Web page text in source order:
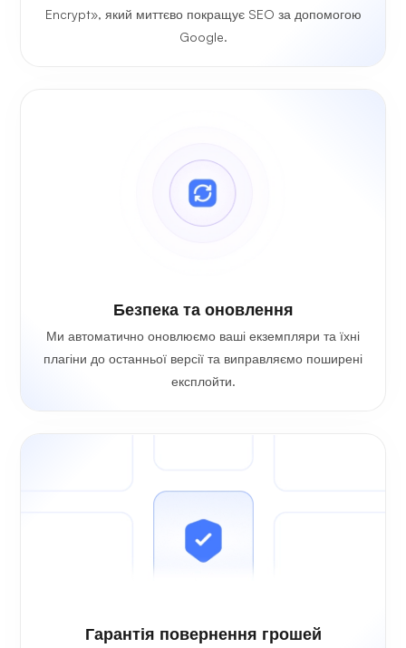
Encrypt», який миттєво покращує SEO за допомогою
Google.
Безпека та оновлення
Ми автоматично оновлюємо ваші екземпляри та їхні
плагіни до останньої версії та виправляємо поширені
експлойти.
Гарантія повернення грошей